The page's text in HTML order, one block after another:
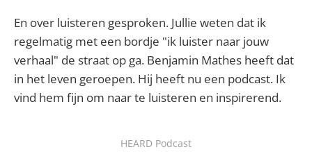
En over luisteren gesproken. Jullie weten dat ik
regelmatig met een bordje "ik luister naar jouw
verhaal" de straat op ga. Benjamin Mathes heeft dat
in het leven geroepen. Hij heeft nu een podcast. Ik
vind hem fijn om naar te luisteren en inspirerend.
HEARD Podcast